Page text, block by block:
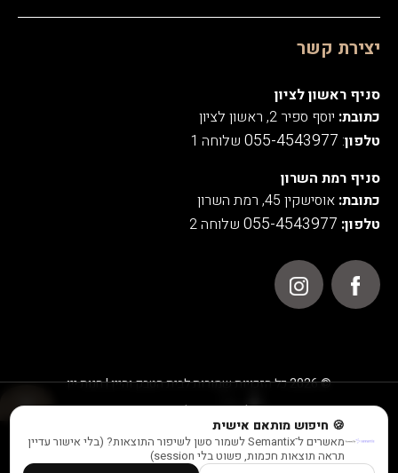
צרו קשר חייג עכשיו
יצירת קשר
סניף ראשון לציון
כתובת: יוסף ספיר 2, ראשון לציון
טלפון:
055-4543977 שלוחה 1
סניף רמת השרון
כתובת: אוסישקין 45, רמת השרון
טלפון: 055-4543977 שלוחה 2
© 2026 כל הזכויות שמורות לבית הטבק והיין | חנות יין
אנו משתמשים בעוגיות לצורך תפעול האתר, ניתוחים סטטיסטיים,
שיפור חוויית המשתמש והתוכן המוצג באתר.
למידע נוסף ראו במדיניות הפרטיות שלנו
🍪 חיפוש מותאם אישית
מאשרים ל־Semantix לשמור סשן לשיפור התוצאות? (בלי אישור עדיין
תראה תוצאות חכמות, פשוט בלי session)